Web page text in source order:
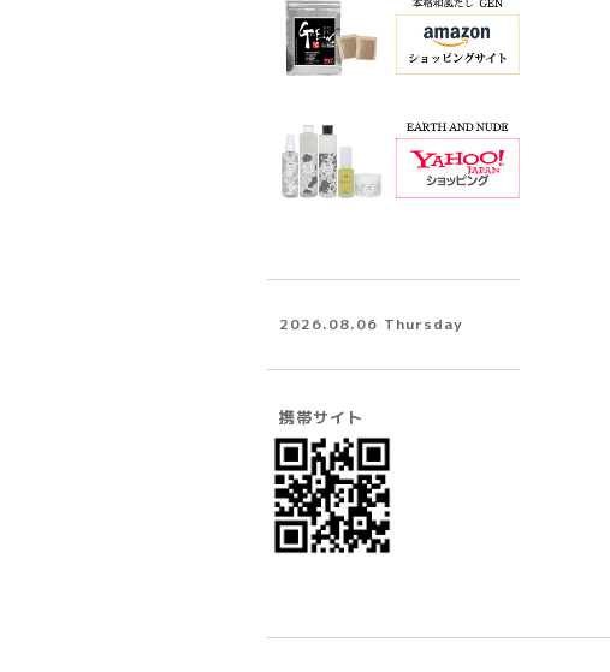
2026.08.06 Thursday
携帯サイト